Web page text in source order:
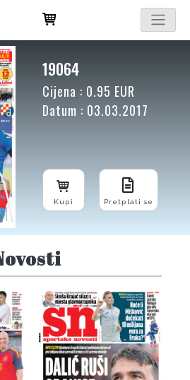
19064
Cijena : 0.95 EUR
Datum : 03.03.2017
Kupi Pretplati se